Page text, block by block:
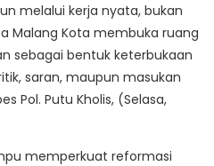
melalui kerja nyata, bukan
Malang Kota membuka ruang
sebagai bentuk keterbukaan
saran, maupun masukan
Pol. Putu Kholis, (Selasa,
memperkuat reformasi